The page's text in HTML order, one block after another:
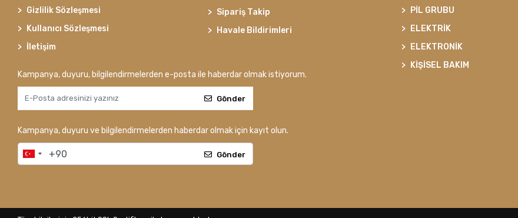
Gizlilik Sözleşmesi
Kullanıcı Sözleşmesi
İletişim
Sipariş Takip
Havale Bildirimleri
Kampanya, duyuru, bilgilendirmelerden e-posta ile haberdar olmak istiyorum.
Gönder
Kampanya, duyuru ve bilgilendirmelerden haberdar olmak için kayıt olun.
Gönder
PİL GRUBU
ELEKTRİK
ELEKTRONİK
KİŞİSEL BAKIM